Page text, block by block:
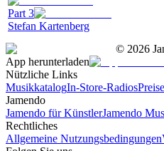
Part 3
Stefan Kartenberg
© 2026
App herunterladen
Nützliche Links
MusikkatalogIn-Store-RadiosPreise
Jamendo
Jamendo für KünstlerJamendo
Rechtliches
Allgemeine Nutzungsbedingungen